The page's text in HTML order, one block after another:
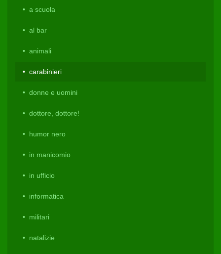
a scuola
al bar
animali
carabinieri
donne e uomini
dottore, dottore!
humor nero
in manicomio
in ufficio
informatica
militari
natalizie